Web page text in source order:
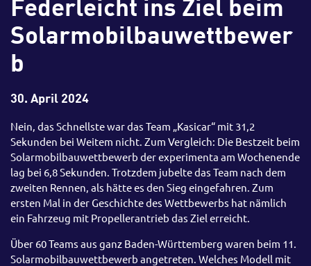
Solarmobilbauwettbewer
b
30. April 2024
Nein, das Schnellste war das Team „Kasicar“ mit 31,2
Sekunden bei Weitem nicht. Zum Vergleich: Die Bestzeit beim
Solarmobilbauwettbewerb der experimenta am Wochenende
lag bei 6,8 Sekunden. Trotzdem jubelte das Team nach dem
zweiten Rennen, als hätte es den Sieg eingefahren. Zum
ersten Mal in der Geschichte des Wettbewerbs hat nämlich
ein Fahrzeug mit Propellerantrieb das Ziel erreicht.
Über 60 Teams aus ganz Baden-Württemberg waren beim 11.
Solarmobilbauwettbewerb angetreten. Welches Modell mit